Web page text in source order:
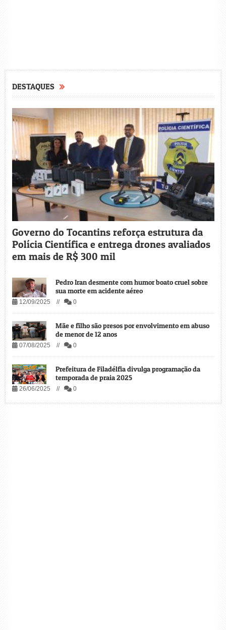
DESTAQUES
Governo do Tocantins reforça estrutura da
Polícia Científica e entrega drones avaliados
em mais de R$ 300 mil
Pedro Iran desmente com humor boato cruel sobre
sua morte em acidente aéreo
12/09/2025 // 0
Mãe e filho são presos por envolvimento em abuso
de menor de 12 anos
07/08/2025 // 0
Prefeitura de Filadélfia divulga programação da
temporada de praia 2025
26/06/2025 // 0